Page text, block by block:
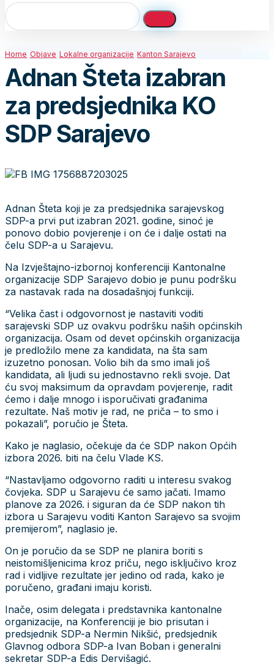
Home Objave Lokalne organizacije Kanton Sarajevo
Adnan Šteta izabran
za predsjednika KO
SDP Sarajevo
Adnan Šteta koji je za predsjednika sarajevskog
SDP-a prvi put izabran 2021. godine, sinoć je
ponovo dobio povjerenje i on će i dalje ostati na
čelu SDP-a u Sarajevu.
Na Izvještajno-izbornoj konferenciji Kantonalne
organizacije SDP Sarajevo dobio je punu podršku
za nastavak rada na dosadašnjoj funkciji.
“Velika čast i odgovornost je nastaviti voditi
sarajevski SDP uz ovakvu podršku naših općinskih
organizacija. Osam od devet općinskih organizacija
je predložilo mene za kandidata, na šta sam
izuzetno ponosan. Volio bih da smo imali još
kandidata, ali ljudi su jednostavno rekli svoje. Dat
ću svoj maksimum da opravdam povjerenje, radit
ćemo i dalje mnogo i isporučivati građanima
rezultate. Naš motiv je rad, ne priča – to smo i
pokazali”, poručio je Šteta.
Kako je naglasio, očekuje da će SDP nakon Općih
izbora 2026. biti na čelu Vlade KS.
“Nastavljamo odgovorno raditi u interesu svakog
čovjeka. SDP u Sarajevu će samo jačati. Imamo
planove za 2026. i siguran da će SDP nakon tih
izbora u Sarajevu voditi Kanton Sarajevo sa svojim
premijerom”, naglasio je.
On je poručio da se SDP ne planira boriti s
neistomišljenicima kroz priču, nego isključivo kroz
rad i vidljive rezultate jer jedino od rada, kako je
poručeno, građani imaju koristi.
Inače, osim delegata i predstavnika kantonalne
organizacije, na Konferenciji je bio prisutan i
predsjednik SDP-a Nermin Nikšić, predsjednik
Glavnog odbora SDP-a Ivan Boban i generalni
sekretar SDP-a Edis Dervišagić.